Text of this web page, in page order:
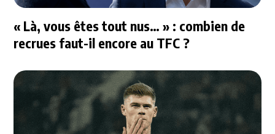
« Là, vous êtes tout nus… » : combien de
recrues faut-il encore au TFC ?